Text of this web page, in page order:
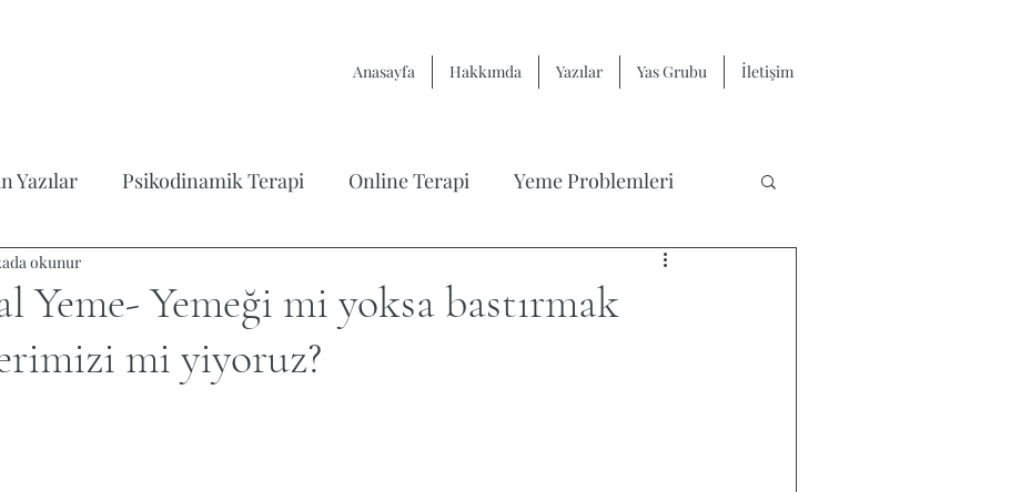
Anasayfa Hakkımda Yazılar Yas Grubu İletişim
Yazılar Psikodinamik Terapi Online Terapi Yeme Problemleri
Terapisi Yas ve Kayıp
Kitap Analizleri Çocuk Psikolojisi
Yeme- Yemeği mi yoksa bastırmak
mi yiyoruz?
okunur
yıldız